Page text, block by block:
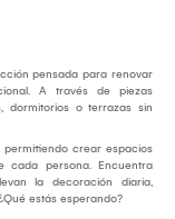
pensada para renovar
A través de piezas
dormitorios o terrazas sin
crear espacios
cada persona. Encuentra
la decoración diaria,
estás esperando?